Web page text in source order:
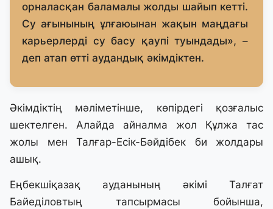
орналасқан баламалы жолды шайып кетті.
Су ағынының ұлғаюынан жақын маңдағы
карьерлерді су басу қаупі туындады», –
деп атап өтті аудандық әкімдіктен.
Әкімдіктің мәліметінше, көпірдегі қозғалыс
шектелген. Алайда айналма жол Құлжа тас
жолы мен Талғар-Есік-Бәйдібек би жолдары
ашық.
Еңбекшіқазақ ауданының әкімі Талғат
Байеділовтың тапсырмасы бойынша,